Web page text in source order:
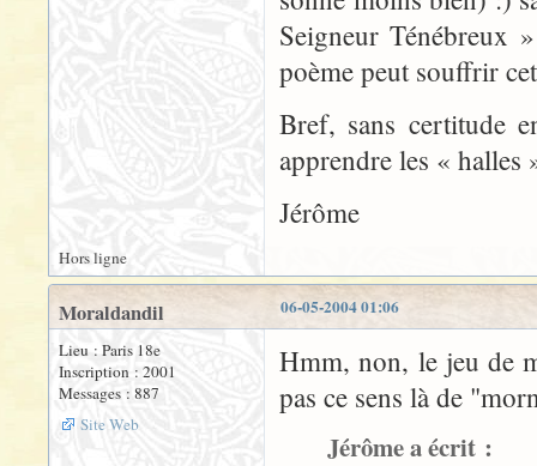
Seigneur Ténébreux
poème peut souffrir
Bref, sans certitude
apprendre les « halles
Jérôme
Hors ligne
06-05-2004 01:06
Moraldandil
Lieu : Paris 18e
Inscription : 2001
Messages : 887
Site Web
Hmm, non, le jeu de
pas ce sens là de
Jérôme a écrit :